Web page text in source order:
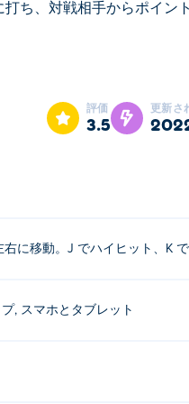
打ち、対戦相手からポイン
ツゲームのおすすめゲーム
評価
3.5
更新さ
右に移動。J でハイヒット、K
, スマホとタブレット